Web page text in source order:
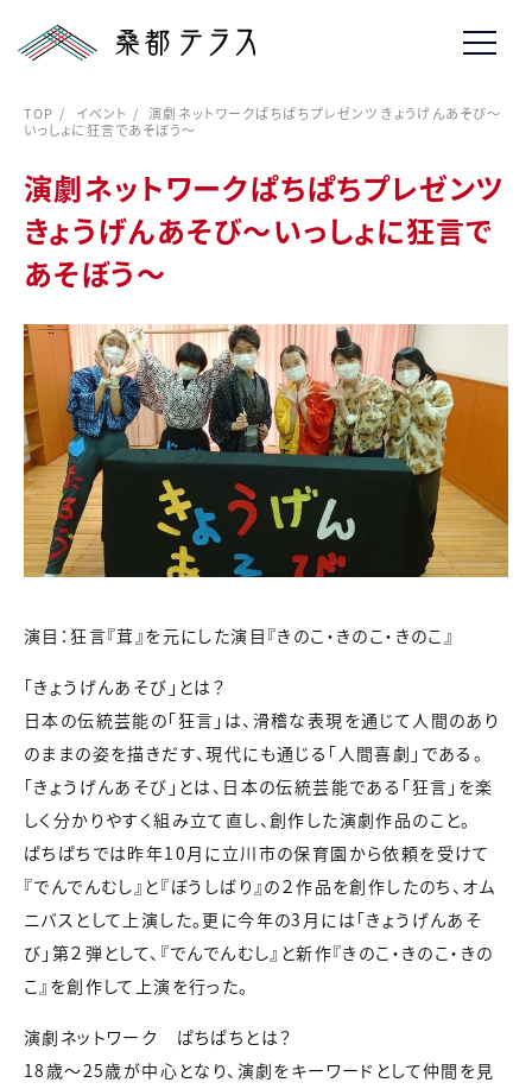
TOP イベント
演劇ネットワークぱちぱちプレゼンツ きょうげんあそび〜
いっしょに狂言であそぼう〜
演劇ネットワークぱちぱちプレゼンツ
きょうげんあそび〜いっしょに狂言で
あそぼう〜
演目：狂言『茸』を元にした演目『きのこ・きのこ・きのこ』
「きょうげんあそび」とは？
日本の伝統芸能の「狂言」は、滑稽な表現を通じて人間のあり
のままの姿を描きだす、現代にも通じる「人間喜劇」である。
「きょうげんあそび」とは、日本の伝統芸能である「狂言」を楽
しく分かりやすく組み立て直し、創作した演劇作品のこと。
ぱちぱちでは昨年10月に立川市の保育園から依頼を受けて
『でんでんむし』と『ぼうしばり』の２作品を創作したのち、オム
ニバスとして上演した。更に今年の3月には「きょうげんあそ
び」第２弾として、『でんでんむし』と新作『きのこ・きのこ・きの
こ』を創作して上演を行った。
演劇ネットワーク ぱちぱちとは？
18歳～25歳が中心となり、演劇をキーワードとして仲間を見